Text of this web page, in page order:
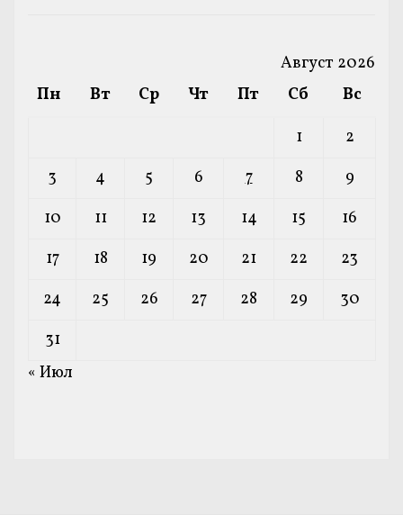
Август 2026
Пн
Вт Ср Чт Пт Сб
Вс
1
2
3
4 5 6 7 8
9
10
11 12 13 14 15
16
17
18 19 20 21 22
23
24
25 26 27 28 29
30
31
« Июл